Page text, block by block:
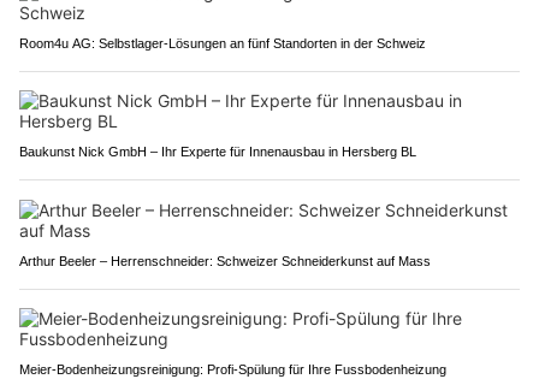
Room4u AG: Selbstlager-Lösungen an fünf Standorten in der Schweiz
Baukunst Nick GmbH – Ihr Experte für Innenausbau in Hersberg BL
Arthur Beeler – Herrenschneider: Schweizer Schneiderkunst auf Mass
Meier-Bodenheizungsreinigung: Profi-Spülung für Ihre Fussbodenheizung